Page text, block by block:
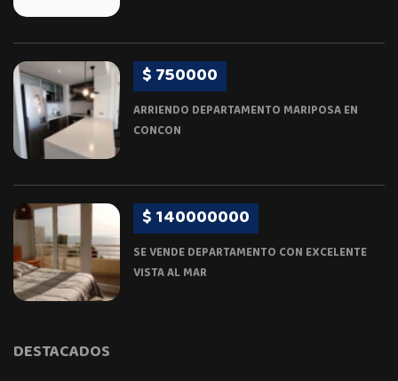
$ 750000
ARRIENDO DEPARTAMENTO MARIPOSA EN
CONCON
$ 140000000
SE VENDE DEPARTAMENTO CON EXCELENTE
VISTA AL MAR
DESTACADOS